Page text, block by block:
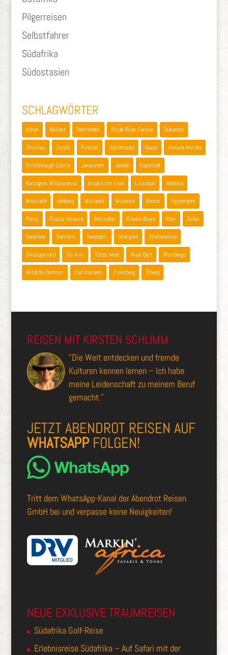
Pilgerreisen
Selbstfahrer
Südafrika
Südostasien
SCHLAGWÖRTER
Athen Belfast Bethlehem Blyde River Canyon Bukarest
Chisinau Delphi Funchal Gartenroute Gauja Hakuna Matata
Hillsborough Castle Jerusalem Jordan Kapstadt
Karongwe Wildreservat kroatische Insel Lissabon Madeira
Massada Mekong Midlands Mykonos Naxos Ngorongoro
Paros Piazza Venezia Reitsafari Ribeira Brava Rom Safari
Sansibar Santorini Serengeti Starigard Studienreise
Swakopmund Tel Aviv Totes Meer Wadi Qelt Weinberge
Wildlife-Zentrum Yad Vashem Zionsberg Ölberg
REISEN MIT KIRSTEN SCHLIMM
"Die Welt entdecken und fremde
Kulturen kennen lernen – Ich habe
meine Leidenschaft zu meinem Beruf
gemacht."
JETZT ABENDROT REISEN AUF
WHATSAPPFOLGEN!
Tritt dem WhatsApp-Kanal der Abendrot Reisen
GmbH bei und verpasse keine Neuigkeiten!
NEUE EXKLUSIVE TRAUMREISEN
Südafrika Golf-Reise
Erlebnisreise Südafrika – Auf Safari mit der